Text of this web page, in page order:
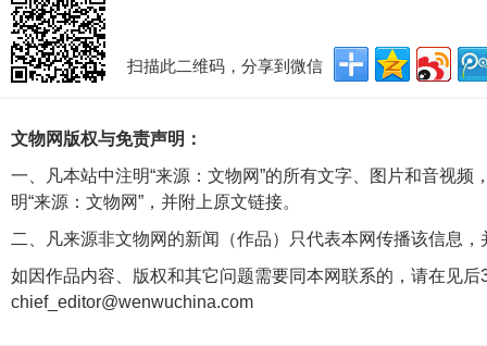
扫描此二维码，分享到微信
文物网版权与免责声明：
一、凡本站中注明“来源：文物网”的所有文字、图片和音视
明“来源：文物网”，并附上原文链接。
二、凡来源非文物网的新闻（作品）只代表本网传播该信息
如因作品内容、版权和其它问题需要同本网联系的，请在见后
chief_editor@wenwuchina.com